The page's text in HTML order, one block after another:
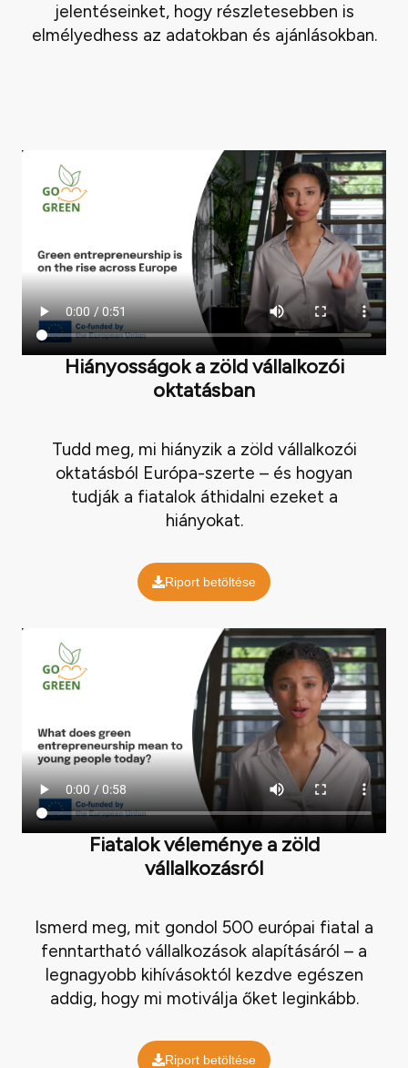
jelentéseinket, hogy részletesebben is
elmélyedhess az adatokban és ajánlásokban.
Hiányosságok a zöld vállalkozói
oktatásban
Tudd meg, mi hiányzik a zöld vállalkozói
oktatásból Európa-szerte – és hogyan
tudják a fiatalok áthidalni ezeket a
hiányokat.
Riport betöltése
Fiatalok véleménye a zöld
vállalkozásról
Ismerd meg, mit gondol 500 európai fiatal a
fenntartható vállalkozások alapításáról – a
legnagyobb kihívásoktól kezdve egészen
addig, hogy mi motiválja őket leginkább.
Riport betöltése